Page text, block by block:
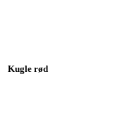
Kugle rød